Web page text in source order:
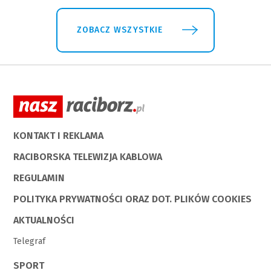
ZOBACZ WSZYSTKIE
KONTAKT I REKLAMA
RACIBORSKA TELEWIZJA KABLOWA
REGULAMIN
POLITYKA PRYWATNOŚCI ORAZ DOT. PLIKÓW COOKIES
AKTUALNOŚCI
Telegraf
SPORT